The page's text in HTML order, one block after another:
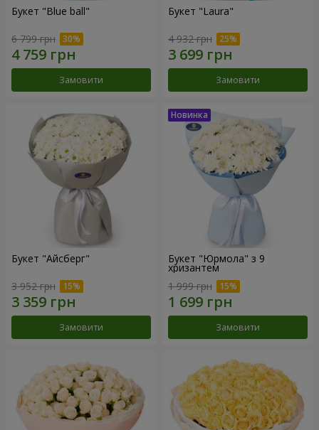
Букет "Blue ball"
6 799 грн
Замовити
Букет "Laura"
4 932 грн
Замовити
Букет "Айсберг"
3 952 грн
Замовити
Букет "Юрмола" з 9
хризантем
1 999 грн
Замовити